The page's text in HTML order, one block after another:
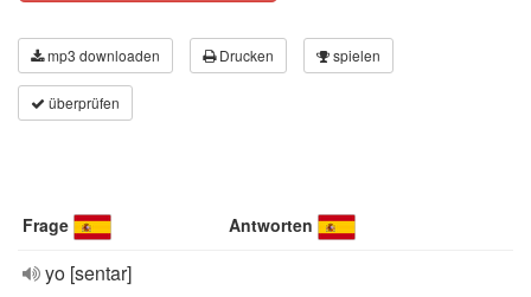
mp3 downloaden Drucken spielen
überprüfen
Frage Antworten
yo [sentar]